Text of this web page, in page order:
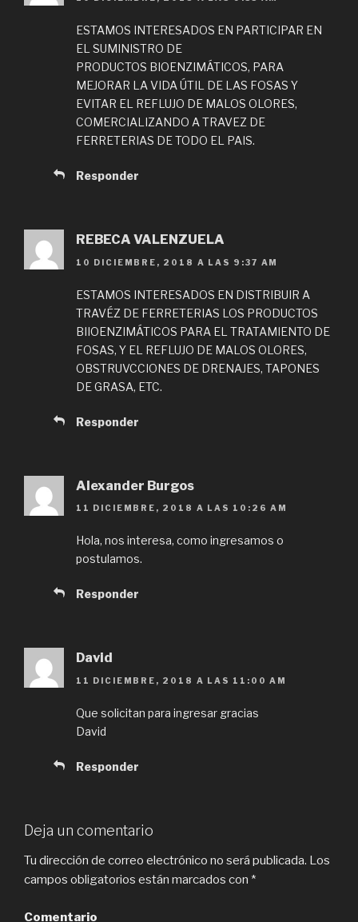
ESTAMOS INTERESADOS EN PARTICIPAR EN
EL SUMINISTRO DE
PRODUCTOS BIOENZIMÁTICOS, PARA
MEJORAR LA VIDA ÚTIL DE LAS FOSAS Y
EVITAR EL REFLUJO DE MALOS OLORES,
COMERCIALIZANDO A TRAVEZ DE
FERRETERIAS DE TODO EL PAIS.
Responder
REBECA VALENZUELA
10 DICIEMBRE, 2018 A LAS 9:37 AM
ESTAMOS INTERESADOS EN DISTRIBUIR A
TRAVÉZ DE FERRETERIAS LOS PRODUCTOS
BIIOENZIMÁTICOS PARA EL TRATAMIENTO DE
FOSAS, Y EL REFLUJO DE MALOS OLORES,
OBSTRUVCCIONES DE DRENAJES, TAPONES
DE GRASA, ETC.
Responder
Alexander Burgos
11 DICIEMBRE, 2018 A LAS 10:26 AM
Hola, nos interesa, como ingresamos o
postulamos.
Responder
David
11 DICIEMBRE, 2018 A LAS 11:00 AM
Que solicitan para ingresar gracias
David
Responder
Deja un comentario
Tu dirección de correo electrónico no será publicada. Los
campos obligatorios están marcados con *
Comentario